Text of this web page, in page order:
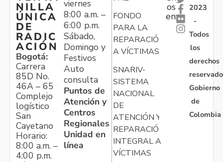
NILLA
ÚNICA
DE
RADIC
ACIÓN
Bogotá:
Carrera
85D No.
46A – 65
Complejo
logístico
San
Cayetano
Horario:
8:00 a.m. –
4:00 p.m.
viernes
8:00 a.m. –
6:00 p.m.
Sábado,
Domingo y
Festivos
Auto
consulta
Puntos de
Atención y
Centros
Regionales
Unidad en
línea
FONDO
PARA LA
REPARACIÓN
A VÍCTIMAS
SNARIV-
SISTEMA
NACIONAL
DE
ATENCIÓN Y
REPARACIÓN
INTEGRAL A
VÍCTIMAS
os
en:
2023
-
Todos
los
derechos
Gobierno
de
Colombia